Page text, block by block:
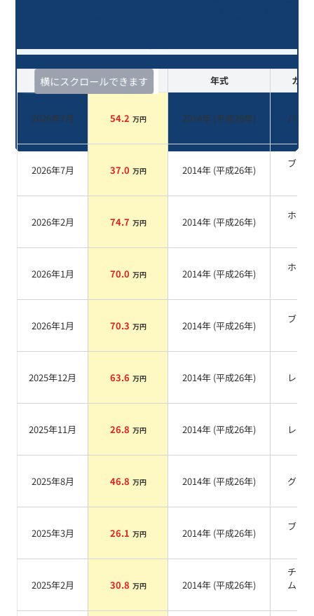
横にスクロールできます
査定時期 セルカ実績 年式 カラ
2026年7月 54.2 万円 2014年 (平成26年) パール
2026年7月 37.0 万円 2014年 (平成26年)
ブラ
2026年2月 74.7 万円 2014年 (平成26年)
ホワ
2026年1月 70.0 万円 2014年 (平成26年)
ホワ
2026年1月 70.3 万円 2014年 (平成26年)
ブラ
2025年12月 63.6 万円 2014年 (平成26年) レッド
2025年11月 26.8 万円 2014年 (平成26年) レッド
2025年8月 46.8 万円 2014年 (平成26年) グレー
2025年3月 26.1 万円 2014年 (平成26年)
ブラ
2025年2月 30.8 万円 2014年 (平成26年)
チタ
ムカ